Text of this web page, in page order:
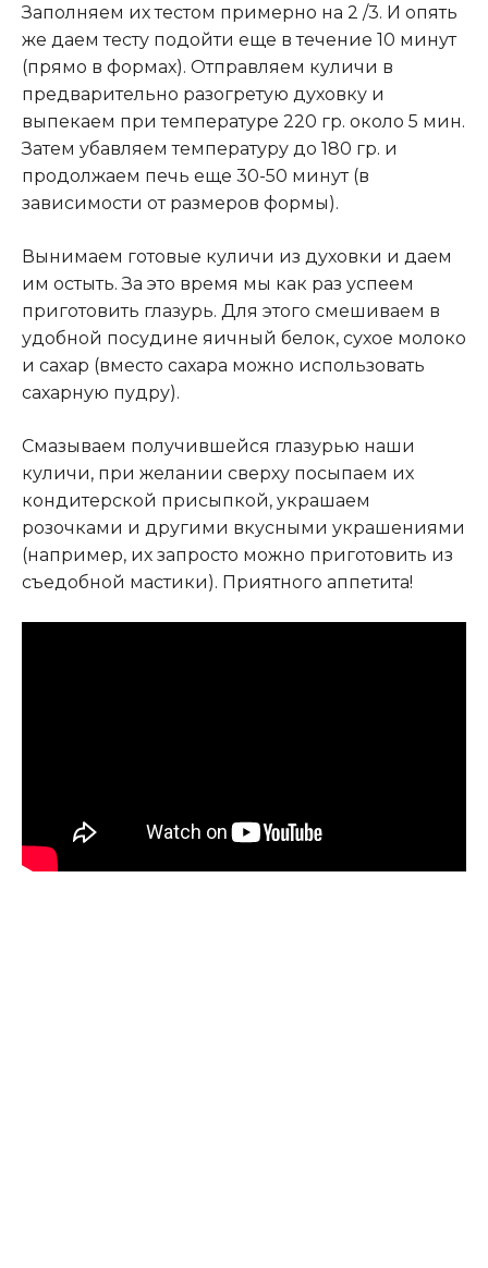
Заполняем их тестом примерно на 2 /3. И опять
же даем тесту подойти еще в течение 10 минут
(прямо в формах). Отправляем куличи в
предварительно разогретую духовку и
выпекаем при температуре 220 гр. около 5 мин.
Затем убавляем температуру до 180 гр. и
продолжаем печь еще 30-50 минут (в
зависимости от размеров формы).
Вынимаем готовые куличи из духовки и даем
им остыть. За это время мы как раз успеем
приготовить глазурь. Для этого смешиваем в
удобной посудине яичный белок, сухое молоко
и сахар (вместо сахара можно использовать
сахарную пудру).
Смазываем получившейся глазурью наши
куличи, при желании сверху посыпаем их
кондитерской присыпкой, украшаем
розочками и другими вкусными украшениями
(например, их запросто можно приготовить из
съедобной мастики). Приятного аппетита!